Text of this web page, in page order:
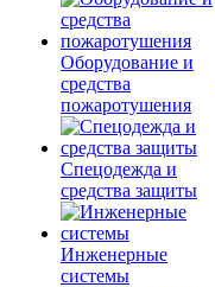
Оборудование и
средства
пожаротушения
Спецодежда и
средства защиты
Инженерные
системы